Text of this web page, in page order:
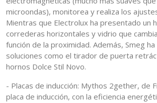
microondas), monitorea y realiza los
Mientras que Electrolux ha presentado un
correderas horizontales y vidrio que
función de la proximidad. Además, Smeg
soluciones como el tirador de puerta
hornos Dolce Stil Novo.
- Placas de inducción: Mythos 2gether, de
placa de inducción, con la eficiencia